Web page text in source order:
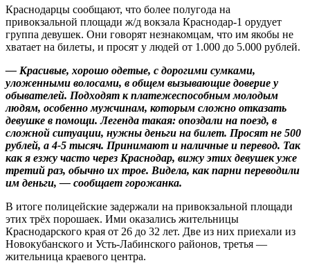
Краснодарцы сообщают, что более полугода на
привокзальной площади ж/д вокзала Краснодар-1 орудует
группа девушек. Они говорят незнакомцам, что им якобы не
хватает на билеты, и просят у людей от 1.000 до 5.000 рублей.
— Красивые, хорошо одетые, с дорогими сумками,
уложенными волосами, в общем вызывающие доверие у
обывателей. Подходят к платежеспособным молодым
людям, особенно мужчинам, которым сложно отказать
девушке в помощи. Легенда такая: опоздали на поезд, в
сложной ситуации, нужны деньги на билет. Просят не 500
рублей, а 4-5 тысяч. Принимают и наличные и перевод. Так
как я езжу часто через Краснодар, вижу этих девушек уже
третий раз, обычно их трое. Видела, как парни переводили
им деньги, — сообщает горожанка.
В итоге полицейские задержали на привокзальной площади
этих трёх порошаек. Ими оказались жительницы
Краснодарского края от 26 до 32 лет. Две из них приехали из
Новокубанского и Усть-Лабинского районов, третья —
жительница краевого центра.